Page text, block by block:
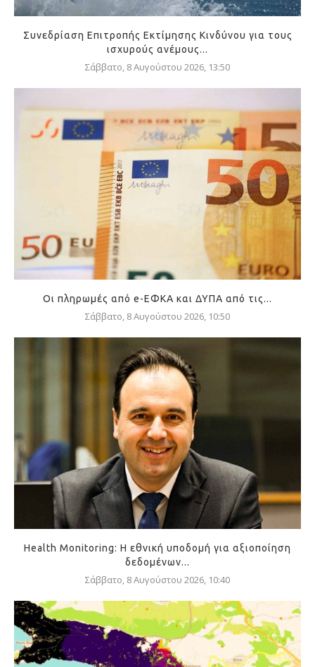
Συνεδρίαση Επιτροπής Εκτίμησης Κινδύνου για τους
ισχυρούς ανέμους...
Σάββατο, 8 Αυγούστου 2026, 13:50
Οι πληρωμές από e-ΕΦΚΑ και ΔΥΠΑ από τις...
Σάββατο, 8 Αυγούστου 2026, 10:50
Health Monitoring: Η εθνική υποδομή για αξιοποίηση
δεδομένων...
Σάββατο, 8 Αυγούστου 2026, 10:40